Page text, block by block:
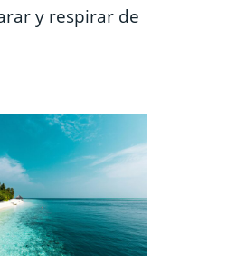
y respirar de